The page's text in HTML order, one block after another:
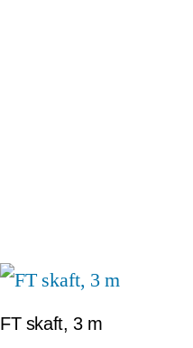
FT skaft, 3 m